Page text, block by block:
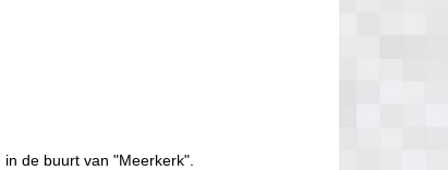
de buurt van "Meerkerk".